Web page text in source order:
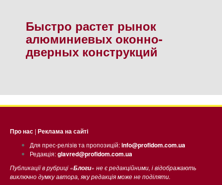
Быстро растет рынок
алюминиевых оконно-
дверных конструкций
Про нас | Реклама на сайті
Для прес-релізів та пропозицій:info@profidom.com.ua
Редакція:glavred@profidom.com.ua
Публикації в рубриці «Блоги» не є редакційними, і відображають
виключно думку автора, яку редакція може не поділяти.